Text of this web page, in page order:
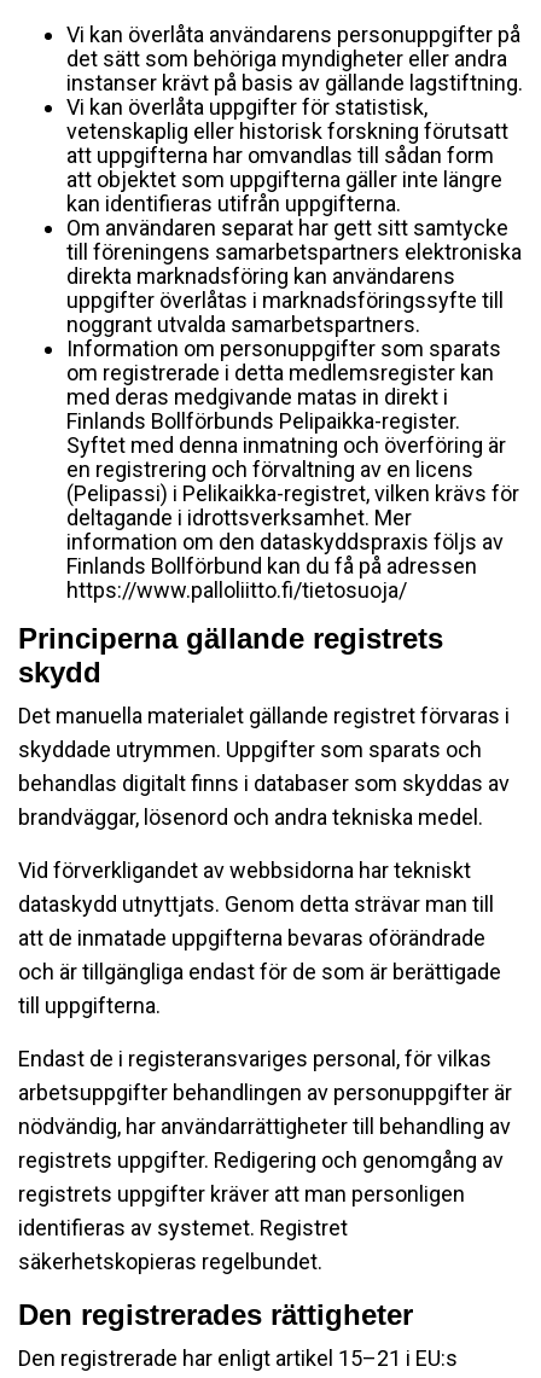
Vi kan överlåta användarens personuppgifter på
det sätt som behöriga myndigheter eller andra
instanser krävt på basis av gällande lagstiftning.
Vi kan överlåta uppgifter för statistisk,
vetenskaplig eller historisk forskning förutsatt
att uppgifterna har omvandlas till sådan form
att objektet som uppgifterna gäller inte längre
kan identifieras utifrån uppgifterna.
Om användaren separat har gett sitt samtycke
till föreningens samarbetspartners elektroniska
direkta marknadsföring kan användarens
uppgifter överlåtas i marknadsföringssyfte till
noggrant utvalda samarbetspartners.
Information om personuppgifter som sparats
om registrerade i detta medlemsregister kan
med deras medgivande matas in direkt i
Finlands Bollförbunds Pelipaikka-register.
Syftet med denna inmatning och överföring är
en registrering och förvaltning av en licens
(Pelipassi) i Pelikaikka-registret, vilken krävs för
deltagande i idrottsverksamhet. Mer
information om den dataskyddspraxis följs av
Finlands Bollförbund kan du få på adressen
https://www.palloliitto.fi/tietosuoja/
Principerna gällande registrets
skydd
Det manuella materialet gällande registret förvaras i
skyddade utrymmen. Uppgifter som sparats och
behandlas digitalt finns i databaser som skyddas av
brandväggar, lösenord och andra tekniska medel.
Vid förverkligandet av webbsidorna har tekniskt
dataskydd utnyttjats. Genom detta strävar man till
att de inmatade uppgifterna bevaras oförändrade
och är tillgängliga endast för de som är berättigade
till uppgifterna.
Endast de i registeransvariges personal, för vilkas
arbetsuppgifter behandlingen av personuppgifter är
nödvändig, har användarrättigheter till behandling av
registrets uppgifter. Redigering och genomgång av
registrets uppgifter kräver att man personligen
identifieras av systemet. Registret
säkerhetskopieras regelbundet.
Den registrerades rättigheter
Den registrerade har enligt artikel 15–21 i EU:s